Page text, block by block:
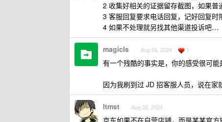
2 收集好相关的证据留存截图，如果普
3 客服回复要求电话回复，记好回复时
4 如果不处理就另找其他渠道投诉吧…
magicls Aug 26, 2024 1
有一个残酷的事实是，你的感受很可能
因为我刷到过 JD 招客服人员，说在家
ltmst Aug 26, 2024
京东如果不在自营店铺，而是某某官方